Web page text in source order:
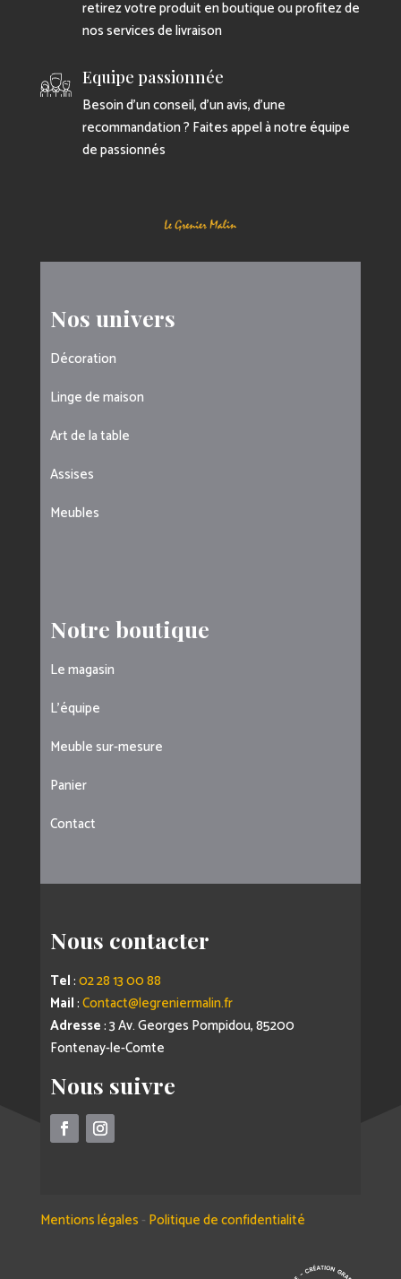
retirez votre produit en boutique ou profitez de
nos services de livraison
Equipe passionnée
Besoin d’un conseil, d’un avis, d’une
recommandation ? Faites appel à notre équipe
de passionnés
Nos univers
Décoration
Linge de maison
Art de la table
Assises
Meubles
Notre boutique
Le magasin
L’équipe
Meuble sur-mesure
Panier
Contact
Nous contacter
Tel:02 28 13 00 88
Mail:Contact@legreniermalin.fr
Adresse: 3 Av. Georges Pompidou, 85200
Fontenay-le-Comte
Nous suivre
Mentions légales - Politique de confidentialité